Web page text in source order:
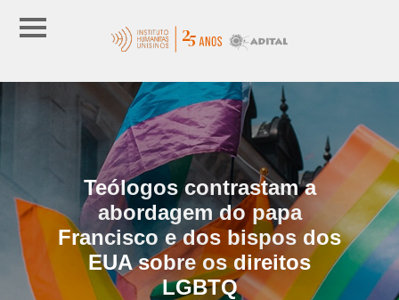
Teólogos contrastam a
abordagem do papa
Francisco e dos bispos dos
EUA sobre os direitos
LGBTQ